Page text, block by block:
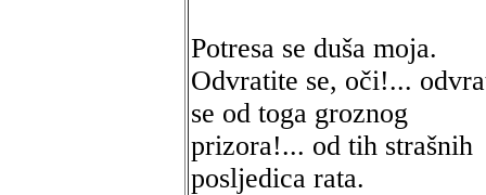
Potresa se duša moja.
Odvratite se, oči!...
se od toga groznog
prizora!... od tih strašnih
posljedica rata.